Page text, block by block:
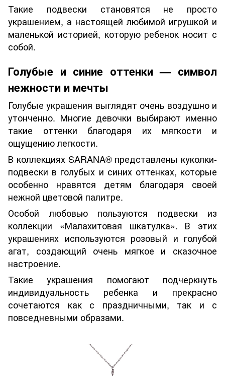
Такие подвески становятся не просто
украшением, а настоящей любимой игрушкой и
маленькой историей, которую ребенок носит с
собой.
Голубые и синие оттенки — символ
нежности и мечты
Голубые украшения выглядят очень воздушно и
утонченно. Многие девочки выбирают именно
такие оттенки благодаря их мягкости и
ощущению легкости.
В коллекциях SARANA® представлены куколки-
подвески в голубых и синих оттенках, которые
особенно нравятся детям благодаря своей
нежной цветовой палитре.
Особой любовью пользуются подвески из
коллекции «Малахитовая шкатулка». В этих
украшениях используются розовый и голубой
агат, создающий очень мягкое и сказочное
настроение.
Такие украшения помогают подчеркнуть
индивидуальность ребенка и прекрасно
сочетаются как с праздничными, так и с
повседневными образами.